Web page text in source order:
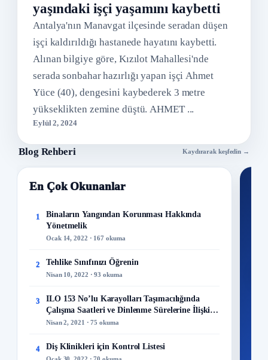
yaşındaki işçi yaşamını kaybetti
Antalya'nın Manavgat ilçesinde seradan düşen
işçi kaldırıldığı hastanede hayatını kaybetti.
Alınan bilgiye göre, Kızılot Mahallesi'nde
serada sonbahar hazırlığı yapan işçi Ahmet
Yüce (40), dengesini kaybederek 3 metre
yükseklikten zemine düştü. AHMET ...
Eylül 2, 2024
Blog Rehberi Kaydırarak keşfedin →
En Çok Okunanlar
1
Binaların Yangından Korunması Hakkında
Yönetmelik
Ocak 14, 2022 · 167 okuma
2 Tehlike Sınıfınızı Öğrenin
Nisan 10, 2022 · 93 okuma
3
ILO 153 No’lu Karayolları Taşımacılığında
Çalışma Saatleri ve Dinlenme Sürelerine İlişkin
Sözleşme
Nisan 2, 2021 · 75 okuma
4 Diş Klinikleri için Kontrol Listesi